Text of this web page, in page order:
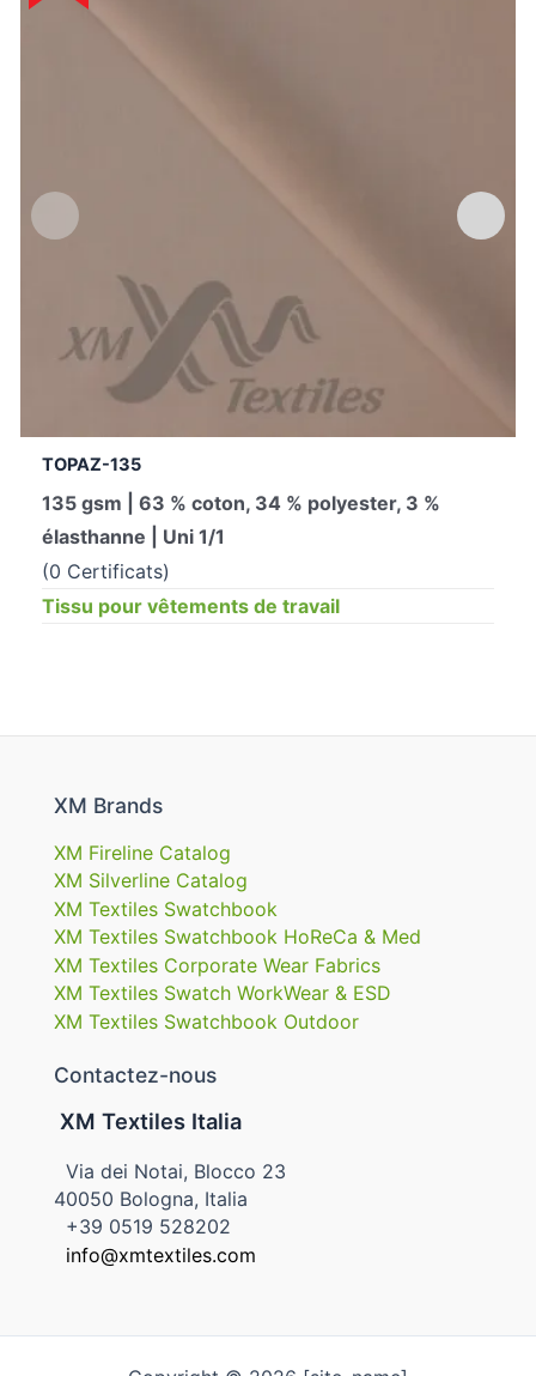
TOPAZ-135
135 gsm | 63 % coton, 34 % polyester, 3 %
élasthanne | Uni 1/1
(0 Certificats)
Tissu pour vêtements de travail
XM Brands
XM Fireline Catalog
XM Silverline Catalog
XM Textiles Swatchbook
XM Textiles Swatchbook HoReCa & Med
XM Textiles Corporate Wear Fabrics
XM Textiles Swatch WorkWear & ESD
XM Textiles Swatchbook Outdoor
Contactez-nous
XM Textiles Italia
Via dei Notai, Blocco 23
40050 Bologna, Italia
+39 0519 528202
info@xmtextiles.com